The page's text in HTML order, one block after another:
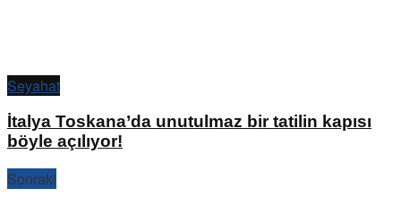
Seyahat
İtalya Toskana’da unutulmaz bir tatilin kapısı
böyle açılıyor!
Sonraki